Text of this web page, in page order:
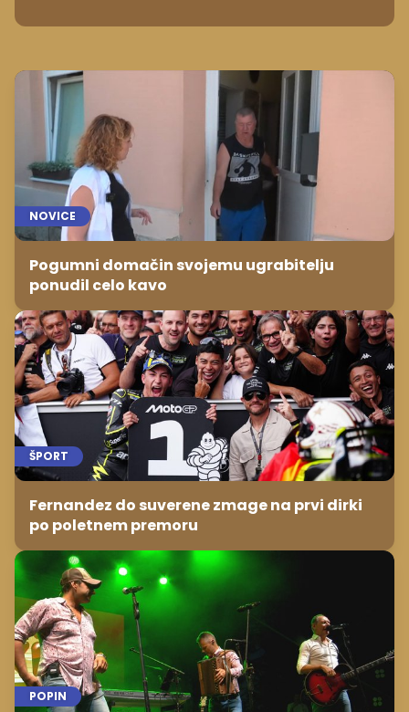
NOVICE
Pogumni domačin svojemu ugrabitelju
ponudil celo kavo
ŠPORT
Fernandez do suverene zmage na prvi dirki
po poletnem premoru
POPIN